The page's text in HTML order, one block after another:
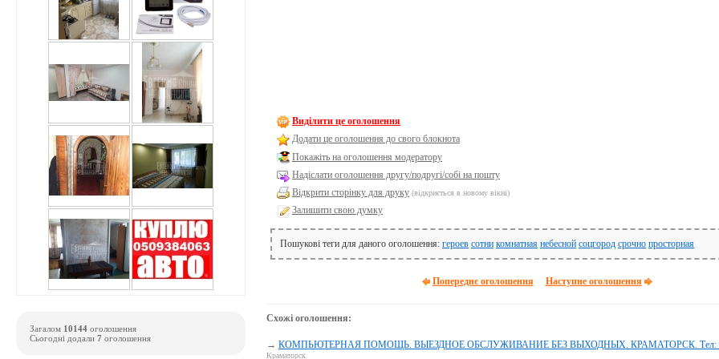
Виділити це оголошення
Додати це оголошення до свого блокнота
Покажіть на оголошення модератору
Надіслати оголошення другу/подругі/собі на пошту
Відкрити сторінку для друку (відкриється в новому вікні)
Залишити свою думку
Пошукові теги для даного оголошення: героев сотни комнатная небесной соцгород срочно просторная
Попереднє оголошення Наступне оголошення
Схожі оголошення:
→ КОМПЬЮТЕРНАЯ ПОМОЩЬ. ВЫЕЗДНОЕ ОБСЛУЖИВАНИЕ БЕЗ ВЫХОДНЫХ. КРАМАТОРСК. Тел:
Краматорск
Загалом 10144 оголошення
Сьогодні додали 7 оголошення